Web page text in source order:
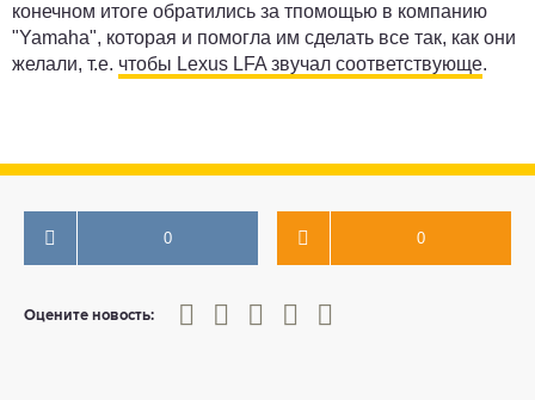
конечном итоге обратились за тпомощью в компанию
"Yamaha", которая и помогла им сделать все так, как они
желали, т.е. чтобы Lexus LFA звучал соответствующе.
0 0
Оцените новость:
0
1 2 3 4 5